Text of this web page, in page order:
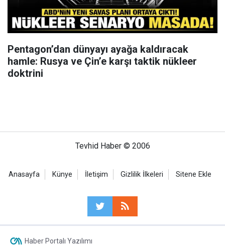
Pentagon’dan dünyayı ayağa kaldıracak
hamle: Rusya ve Çin’e karşı taktik nükleer
doktrini
Tevhid Haber © 2006
Anasayfa Künye İletişim Gizlilik İlkeleri Sitene Ekle
Haber Portalı Yazılımı